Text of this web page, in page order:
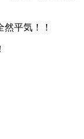
平気！！